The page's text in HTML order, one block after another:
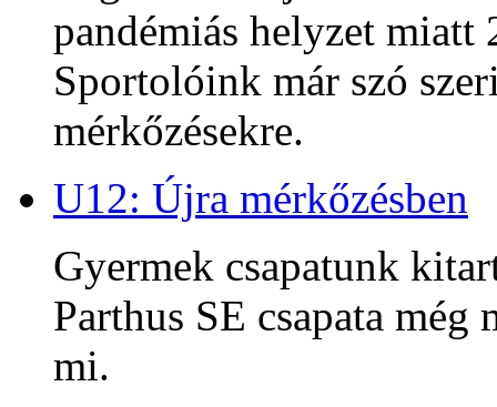
pandémiás helyzet
Sportolóink már szó
mérkőzésekre.
U12: Újra mérkőzésben
Gyermek csapatunk
Parthus SE csapata
mi.